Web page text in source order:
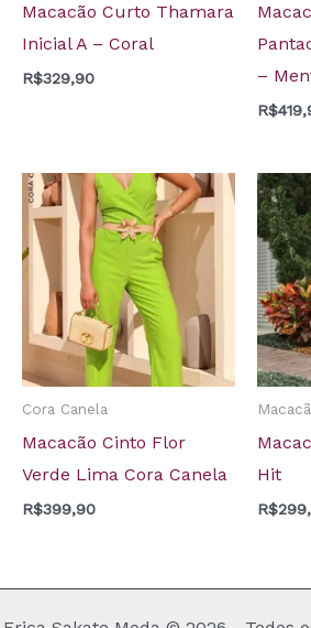
Macacão Curto Thamara
Inicial A – Coral
R$329,90
–
R$
Cora Canela
Macacão Cinto Flor
Verde Lima Cora Canela
R$399,90
Hit
R$